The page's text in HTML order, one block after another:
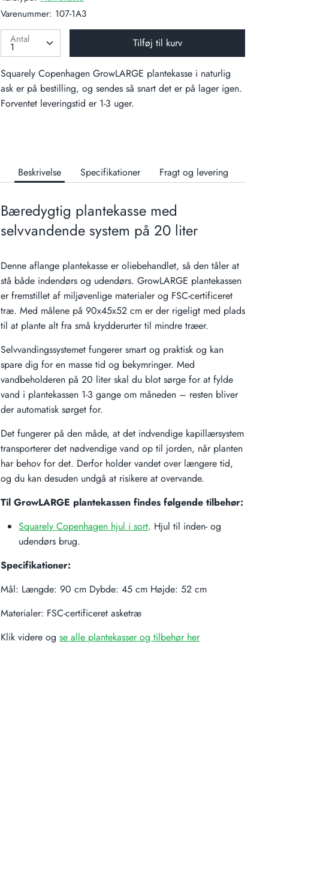
Varenummer: 107-1A3
Antal
Tilføj til kurv
Squarely Copenhagen GrowLARGE plantekasse i naturlig
asker på bestilling, og sendes så snart det er på lager igen.
Forventet leveringstid er 1-3 uger.
Beskrivelse Specifikationer Fragt og levering
Bæredygtig plantekasse med
selvvandende system på 20 liter
Denne aflange plantekasse er oliebehandlet, så den tåler at
stå både indendørs og udendørs. GrowLARGE plantekassen
er fremstillet af miljøvenlige materialer og FSC-certificeret
træ. Med målene på 90x45x52 cm er der rigeligt med plads
til at plante alt fra små krydderurter til mindre træer.
Selvvandingssystemet fungerer smart og praktisk og kan
spare dig for en masse tid og bekymringer. Med
vandbeholderen på 20 liter skal du blot sørge for at fylde
vand i plantekassen 1-3 gange om måneden – resten bliver
der automatisk sørget for.
Det fungerer på den måde, at det indvendige kapillærsystem
transporterer det nødvendige vand op til jorden, når planten
har behov for det. Derfor holder vandet over længere tid,
og du kan desuden undgå at risikere at overvande.
Til GrowLARGE plantekassen findes følgende tilbehør:
Squarely Copenhagen hjul i sort. Hjul til inden- og
udendørs brug.
Specifikationer:
Mål: Længde: 90 cm Dybde: 45 cm Højde: 52 cm
Materialer: FSC-certificeret asketræ
Klik videre ogse alle plantekasser og tilbehør her